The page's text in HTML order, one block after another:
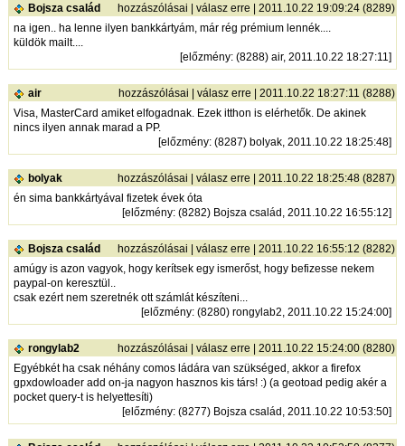
Bojsza család hozzászólásai válasz erre | 2011.10.22 19:09:24 (8289)
na igen.. ha lenne ilyen bankkártyám, már rég prémium lennék....
küldök mailt....
[előzmény: (8288) air, 2011.10.22 18:27:11]
air hozzászólásai válasz erre | 2011.10.22 18:27:11 (8288)
Visa, MasterCard amiket elfogadnak. Ezek itthon is elérhetők. De akinek
nincs ilyen annak marad a PP.
[előzmény: (8287) bolyak, 2011.10.22 18:25:48]
bolyak hozzászólásai válasz erre | 2011.10.22 18:25:48 (8287)
én sima bankkártyával fizetek évek óta
[előzmény: (8282) Bojsza család, 2011.10.22 16:55:12]
Bojsza család hozzászólásai válasz erre | 2011.10.22 16:55:12 (8282)
amúgy is azon vagyok, hogy kerítsek egy ismerőst, hogy befizesse nekem
paypal-on keresztül..
csak ezért nem szeretnék ott számlát készíteni...
[előzmény: (8280) rongylab2, 2011.10.22 15:24:00]
rongylab2 hozzászólásai válasz erre | 2011.10.22 15:24:00 (8280)
Egyébkét ha csak néhány comos ládára van szükséged, akkor a firefox
gpxdowloader add on-ja nagyon hasznos kis társ! :) (a geotoad pedig akér a
pocket query-t is helyettesíti)
[előzmény: (8277) Bojsza család, 2011.10.22 10:53:50]